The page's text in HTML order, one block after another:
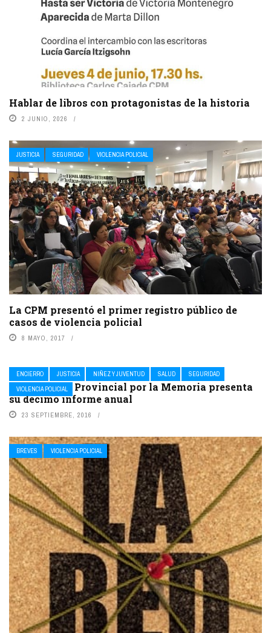
Hablar de libros con protagonistas de la historia
2 JUNIO, 2026
JUSTICIA SEGURIDAD VIOLENCIA POLICIAL
La CPM presentó el primer registro público de
casos de violencia policial
8 MAYO, 2017
ENCIERRO JUSTICIA NIÑEZ Y JUVENTUD SALUD
SEGURIDAD
VIOLENCIA POLICIAL
La Comisión Provincial por la Memoria presenta
su décimo informe anual
23 SEPTIEMBRE, 2016
BREVES VIOLENCIA POLICIAL